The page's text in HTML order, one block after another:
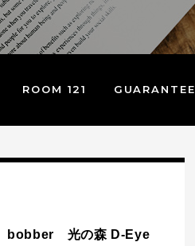
ROOM 121 GUARANTEE
bobber 光の森 D-Eye